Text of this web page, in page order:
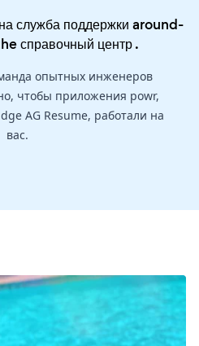
служба поддержки around-
справочный центр.
опытных инженеров
чтобы приложения powr,
AG Resume, работали на
вас.